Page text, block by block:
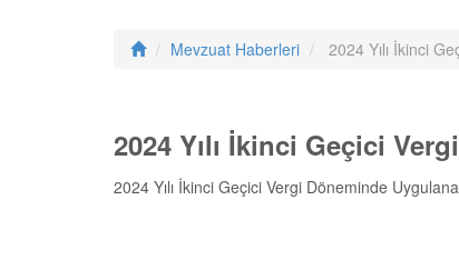
Mevzuat Haberleri 2024 Yılı İkinci
2024 Yılı İkinci Geçici
2024 Yılı İkinci Geçici Vergi Döneminde